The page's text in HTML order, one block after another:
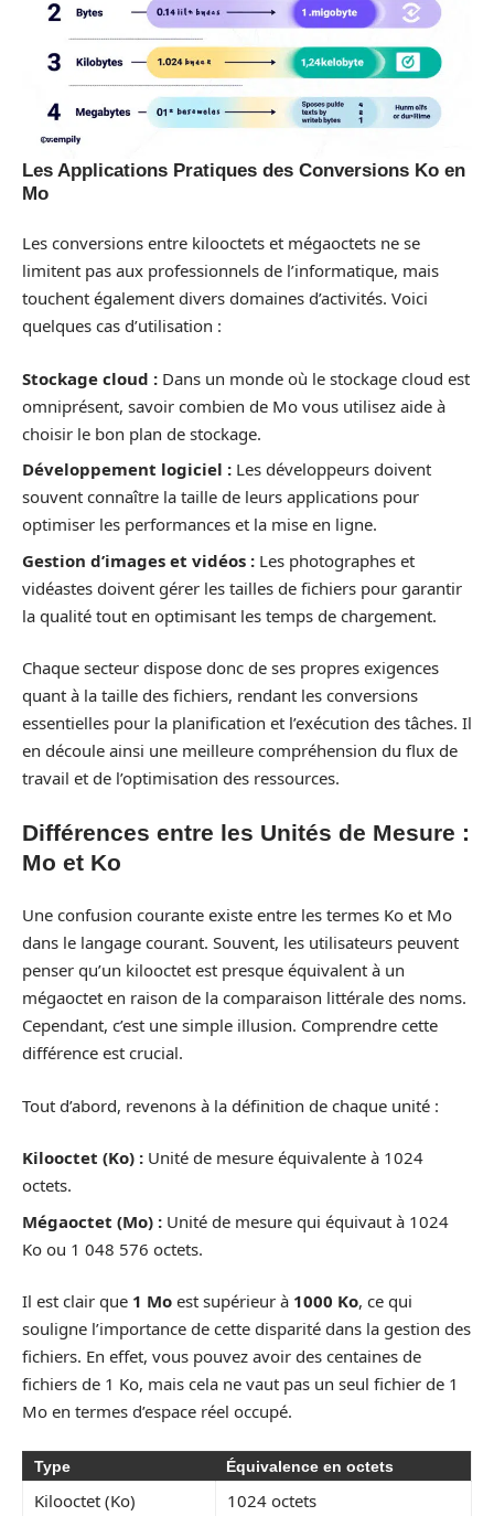
Les Applications Pratiques des Conversions Ko en
Mo
Les conversions entre kilooctets et mégaoctets ne se
limitent pas aux professionnels de l’informatique, mais
touchent également divers domaines d’activités. Voici
quelques cas d’utilisation :
Stockage cloud : Dans un monde où le stockage cloud est
omniprésent, savoir combien de Mo vous utilisez aide à
choisir le bon plan de stockage.
Développement logiciel : Les développeurs doivent
souvent connaître la taille de leurs applications pour
optimiser les performances et la mise en ligne.
Gestion d’images et vidéos : Les photographes et
vidéastes doivent gérer les tailles de fichiers pour garantir
la qualité tout en optimisant les temps de chargement.
Chaque secteur dispose donc de ses propres exigences
quant à la taille des fichiers, rendant les conversions
essentielles pour la planification et l’exécution des tâches. Il
en découle ainsi une meilleure compréhension du flux de
travail et de l’optimisation des ressources.
Différences entre les Unités de Mesure :
Mo et Ko
Une confusion courante existe entre les termes Ko et Mo
dans le langage courant. Souvent, les utilisateurs peuvent
penser qu’un kilooctet est presque équivalent à un
mégaoctet en raison de la comparaison littérale des noms.
Cependant, c’est une simple illusion. Comprendre cette
différence est crucial.
Tout d’abord, revenons à la définition de chaque unité :
Kilooctet (Ko) : Unité de mesure équivalente à 1024
octets.
Mégaoctet (Mo) : Unité de mesure qui équivaut à 1024
Ko ou 1 048 576 octets.
Il est clair que 1 Mo est supérieur à 1000 Ko, ce qui
souligne l’importance de cette disparité dans la gestion des
fichiers. En effet, vous pouvez avoir des centaines de
fichiers de 1 Ko, mais cela ne vaut pas un seul fichier de 1
Mo en termes d’espace réel occupé.
Type Équivalence en octets
Kilooctet (Ko) 1024 octets